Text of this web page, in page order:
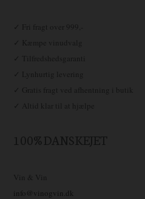
✓ Fri fragt over 999,-
✓ Kæmpe vinudvalg
✓ Tilfredshedsgaranti
✓ Lynhurtig levering
✓ Gratis fragt ved afhentning i butik
✓ Altid klar til at hjælpe
100% DANSKEJET
Vin & Vin
info@vinogvin.dk